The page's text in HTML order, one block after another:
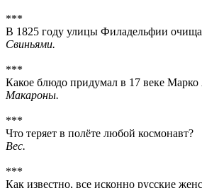
***
В 1825 году улицы Филадельфии
Свиньями.
***
Какое блюдо придумал в 17 веке
Макароны.
***
Что теряет в полёте любой космонавт?
Вес.
***
Как известно, все исконно русские